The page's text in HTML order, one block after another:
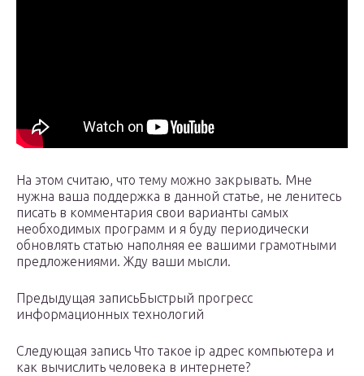
На этом считаю, что тему можно закрывать. Мне
нужна ваша поддержка в данной статье, не ленитесь
писать в комментария свои варианты самых
необходимых программ и я буду периодически
обновлять статью наполняя ее вашими грамотными
предложениями. Жду ваши мысли.
Предыдущая записьБыстрый прогресс
информационных технологий
Следующая запись Что такое ip адрес компьютера и
как вычислить человека в интернете?